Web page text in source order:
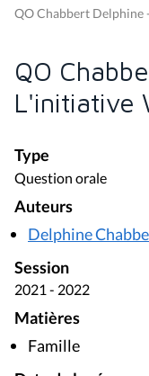
QO Chabbert Delphine
QO
L'initiative
Type
Question orale
Auteurs
Delphine
Session
2021 - 2022
Matières
Famille